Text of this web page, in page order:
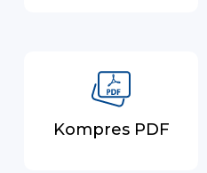
Kompres PDF